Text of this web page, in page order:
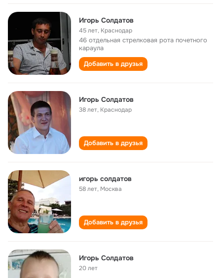
Игорь Солдатов
45 лет, Краснодар
46 отдельная стрелковая рота почетного
караула
Добавить в друзья
Игорь Солдатов
38 лет, Краснодар
Добавить в друзья
игорь солдатов
58 лет, Москва
Добавить в друзья
Игорь Солдатов
20 лет